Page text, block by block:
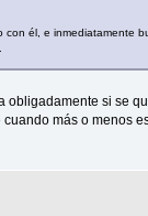
él, e inmediatamente
si se
más o menos